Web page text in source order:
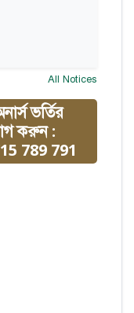
All Notices
ভর্তির
করুন :
789 791